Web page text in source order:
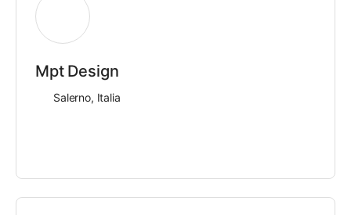
Mpt Design
Salerno, Italia